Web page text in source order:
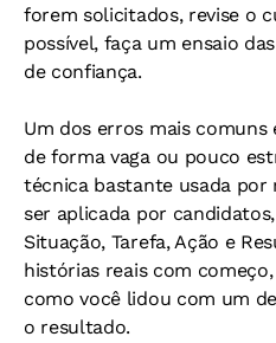
forem solicitados, revise o
possível, faça um ensaio
de confiança.
Um dos erros mais
de forma vaga ou pouco
técnica bastante usada por
ser aplicada por
Situação, Tarefa, Ação e
histórias reais com
como você lidou com um
o resultado.